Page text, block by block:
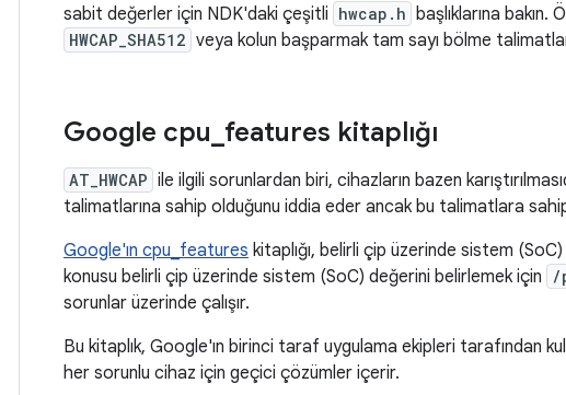
sabit değerler için NDK'daki çeşitli hwcap.h başlıklarına
HWCAP_SHA512 veya kolun başparmak tam sayı bölme
Google cpu features kitaplığı
AT_HWCAP ile ilgili sorunlardan biri, cihazların bazen
talimatlarına sahip olduğunu iddia eder ancak bu talimatlara
Google'ın cpu_features kitaplığı, belirli çip üzerinde sistem
konusu belirli çip üzerinde sistem (SoC) değerini belirlemek için
/
sorunlar üzerinde çalışır.
Bu kitaplık, Google'ın birinci taraf uygulama ekipleri tarafından
her sorunlu cihaz için geçici çözümler içerir.